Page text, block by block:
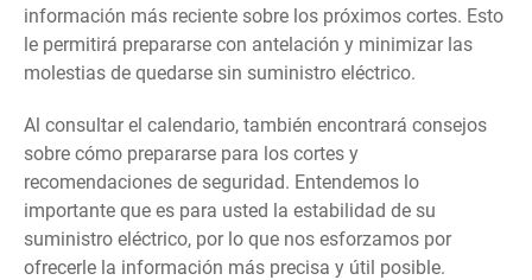
información más reciente sobre los próximos cortes. Esto
le permitirá prepararse con antelación y minimizar las
molestias de quedarse sin suministro eléctrico.
Al consultar el calendario, también encontrará consejos
sobre cómo prepararse para los cortes y
recomendaciones de seguridad. Entendemos lo
importante que es para usted la estabilidad de su
suministro eléctrico, por lo que nos esforzamos por
ofrecerle la información más precisa y útil posible.